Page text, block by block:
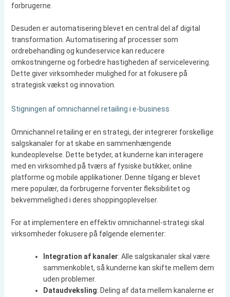
forbrugerne.
Desuden er automatisering blevet en central del af digital
transformation. Automatisering af processer som
ordrebehandling og kundeservice kan reducere
omkostningerne og forbedre hastigheden af servicelevering.
Dette giver virksomheder mulighed for at fokusere på
strategisk vækst og innovation.
Stigningen af omnichannel retailing i e-business
Omnichannel retailing er en strategi, der integrerer forskellige
salgskanaler for at skabe en sammenhængende
kundeoplevelse. Dette betyder, at kunderne kan interagere
med en virksomhed på tværs af fysiske butikker, online
platforme og mobile applikationer. Denne tilgang er blevet
mere populær, da forbrugerne forventer fleksibilitet og
bekvemmelighed i deres shoppingoplevelser.
For at implementere en effektiv omnichannel-strategi skal
virksomheder fokusere på følgende elementer:
Integration af kanaler: Alle salgskanaler skal være
sammenkoblet, så kunderne kan skifte mellem dem
uden problemer.
Dataudveksling: Deling af data mellem kanalerne er